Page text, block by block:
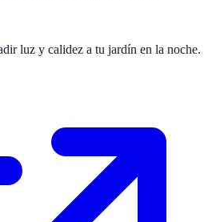
luz y calidez a tu jardín en la noche.